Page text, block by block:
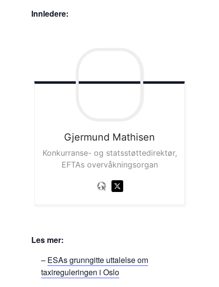
Innledere:
Gjermund Mathisen
Konkurranse- og statsstøttedirektør,
EFTAs overvåkningsorgan
Les mer:
– ESAs grunngitte uttalelse om
taxireguleringen i Oslo